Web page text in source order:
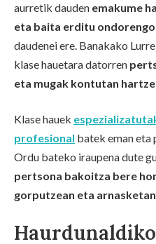
aurretik dauden emakume
eta baita erditu
daudenei ere. Banakako
klase hauetara datorren
eta mugak kontutan
Klase hauek
profesional batek eman eta
Ordu bateko iraupena dute
pertsona bakoitza bere
gorputzean eta arnasketan